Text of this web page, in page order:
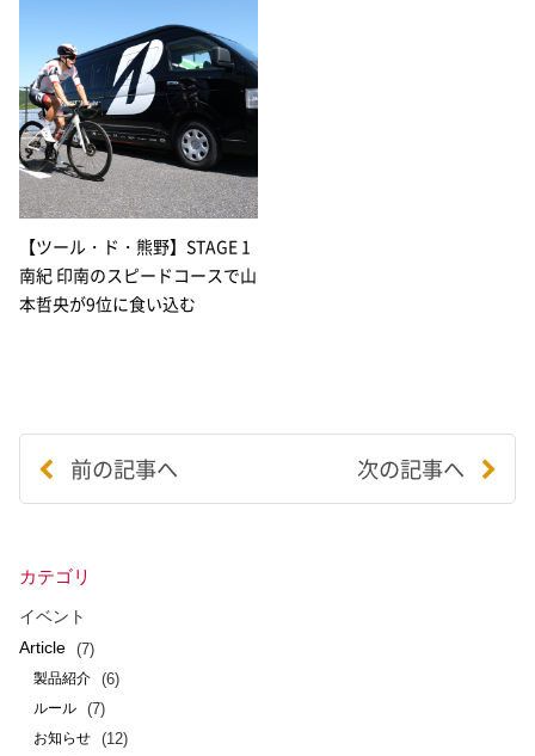
【ツール・ド・熊野】STAGE 1
南紀 印南のスピードコースで山
本哲央が9位に食い込む
前の記事へ 次の記事へ
カテゴリ
イベント
Article
(7)
製品紹介 (6)
ルール (7)
お知らせ (12)